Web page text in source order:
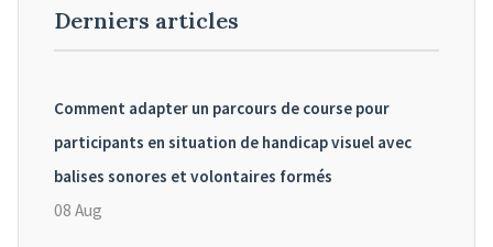
Derniers articles
Comment adapter un parcours de course pour
participants en situation de handicap visuel avec
balises sonores et volontaires formés
08 Aug